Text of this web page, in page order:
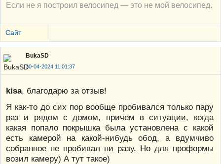
Если не я построил велосипед — это не мой велосипед.
Сайт
BukaSD
30-04-2024 11:01:37
kisa, благодарю за отзыв!
Я как-то до сих пор вообще пробивался только пару
раз и рядом с домом, причем в ситуации, когда
какая попало покрышка была установлена с какой
есть камерой на какой-нибудь обод, а вдумчиво
собранное не пробивал ни разу. Но для проформы
возил камеру) А тут такое)